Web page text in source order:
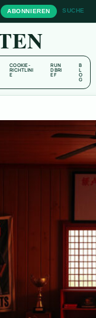
ABONNIEREN SUCHE
COOKIE-
RICHTLINI
E
RUN
DBRI
EF
B
L
O
G